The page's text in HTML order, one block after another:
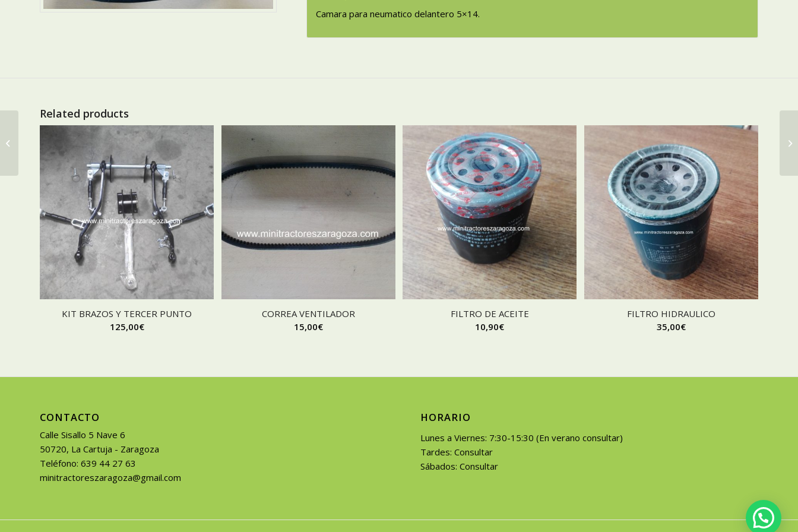
Camara para neumatico delantero 5×14.
Related products
KIT BRAZOS Y TERCER PUNTO
125,00€
CORREA VENTILADOR
15,00€
FILTRO DE ACEITE
10,90€
FILTRO HIDRAULICO
35,00€
CONTACTO
Calle Sisallo 5 Nave 6
50720, La Cartuja - Zaragoza
Teléfono: 639 44 27 63
minitractoreszaragoza@gmail.com
HORARIO
Lunes a Viernes: 7:30-15:30 (En verano consultar)
Tardes: Consultar
Sábados: Consultar